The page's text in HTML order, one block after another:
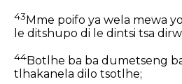
43Mme poifo ya wela mewa
le ditshupo di le dintsi tsa
44Botlhe ba ba dumetseng
tlhakanela dilo tsotlhe;